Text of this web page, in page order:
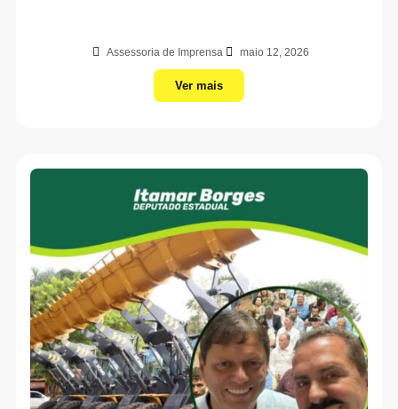
Assessoria de Imprensa maio 12, 2026
Ver mais